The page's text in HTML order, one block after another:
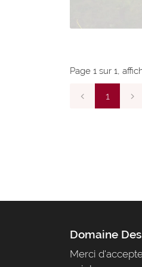
Page 1 sur 1,
1
Domaine
Merci